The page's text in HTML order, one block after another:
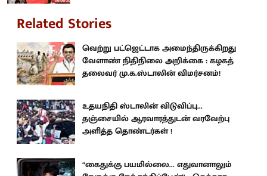
Related Stories
வெற்று பட்ஜெட்டாக அமைந்திருக்கிறது
வேளாண் நிதிநிலை அறிக்கை : கழகத்
தலைவர் மு.க.ஸ்டாலின் விமர்சனம்!
உதயநிதி ஸ்டாலின் விடுவிப்பு...
தஞ்சையில் ஆரவாரத்துடன் வரவேற்பு
அளித்த தொண்டர்கள் !
“கைதுக்கு பயமில்லை... எதுவானாலும்